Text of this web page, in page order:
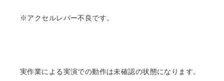
※アクセルレバー不良です。
実作業による実演での動作は未確認の状態になります。